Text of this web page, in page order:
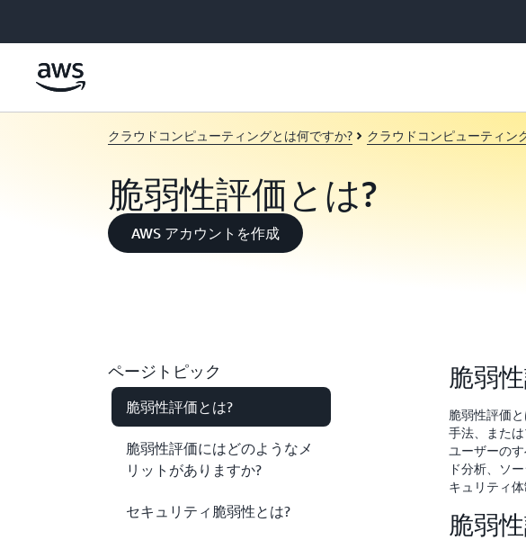
クラウドコンピューティングとは何ですか? クラウドコンピューティン
脆弱性評価とは?
AWS アカウントを作成
ページトピック
脆弱性評価とは?
脆弱性評価にはどのようなメ
リットがありますか?
セキュリティ脆弱性とは?
脆弱
脆弱性評価
手法、また
ユーザーの
ド分析、ソ
キュリティ
脆弱